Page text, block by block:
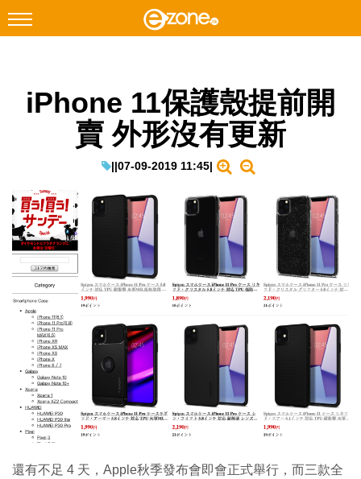
Facebook Instagram
遊戲動漫
教學評測
EduTech
IT Times
生成式AI與雲端應用
Enterprise Digital Transformation
特集
iPhone 11保護殼提前開
賣 外形沒有更新
||07-09-2019 11:45|
還有不足 4 天，Apple秋季發布會即會正式舉行，而三款全